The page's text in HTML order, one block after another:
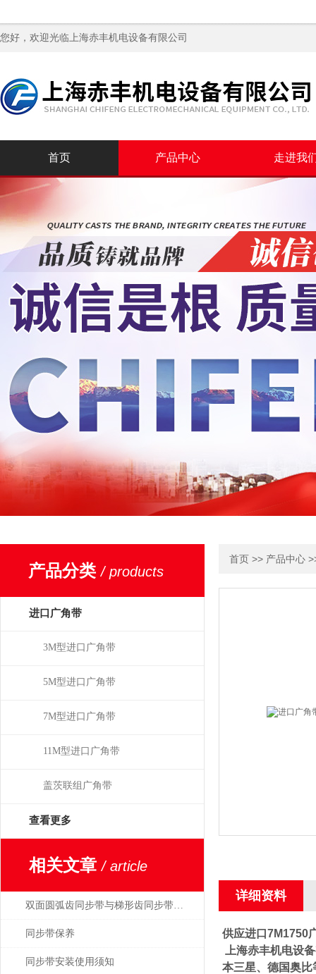
您好，欢迎光临上海赤丰机电设备有限公司
首页 产品中心 走进我
产品分类/ products
进口广角带
3M型进口广角带
5M型进口广角带
7M型进口广角带
11M型进口广角带
盖茨联组广角带
查看更多
相关文章/ article
双面圆弧齿同步带与梯形齿同步带的比较分析
同步带保养
同步带安装使用须知
首页 >> 产品中心
详细资料
供应进口7M1750
上海赤丰机电设
本三星、德国奥